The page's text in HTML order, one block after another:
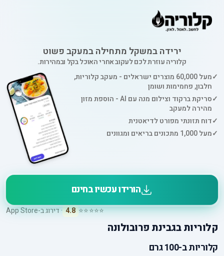
ירידה במשקל מתחילה במעקב פשוט
קלוריה עוזרת לכם לעקוב אחרי האוכל בקל ובמהירות.
✓
מעל 60,000 מוצרים ישראלים - מעקב קלוריות,
חלבון, פחמימות ושומן
✓
סריקת ברקוד וצילום מנה עם AI - הוספת מזון
מהירה למעקב
✓דוח תזונתי מפורט לדיאטנית
✓מעל 1,000 מתכונים בריאים ומגוונים
הורידו עכשיו בחינם
⭐⭐⭐⭐⭐
4.8 · דירוג ב-App Store
קלוריותבגבינת פרובולונה
קלוריותב-100 גרם